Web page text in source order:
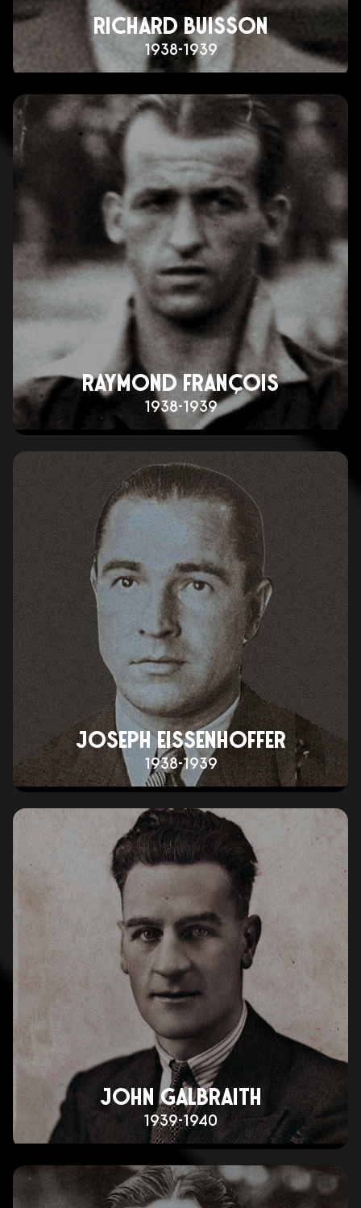
RICHARD BUISSON
1938-1939
RAYMOND FRANÇOIS
1938-1939
JOSEPH EISSENHOFFER
1938-1939
JOHN GALBRAITH
1939-1940